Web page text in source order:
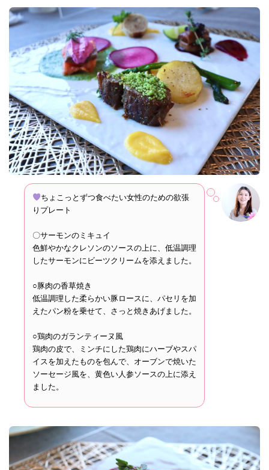
ちょこっとずつ食べたい女性のための欲張
りプレート
〇サーモンのミキュイ
色鮮やかなクレソンのソースの上に、低温調理
したサーモンにビーツクリームを添えました。
○豚肉の香草焼き
低温調理した柔らかい豚ロースに、パセリを加
えたパン粉を乗せて、さっと焼きあげました。
○鶏肉のガランティーヌ風
鶏肉の皮で、ミンチにした鶏肉にハーブやスパ
イスを加えたものを包んで、オーブンで焼いた
ソーセージ風を、黄色い人参ソースの上に添え
ました。